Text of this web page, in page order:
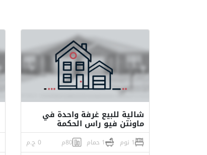
شالية للبيع غرفة واحدة في
ماونتن فيو راس الحكمة
1 نوم 1 حمام 80م 0 ج.م